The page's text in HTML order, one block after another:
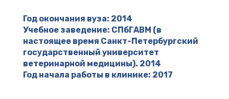
Год окончания вуза: 2014
Учебное заведение: СПбГАВМ (в
настоящее время Санкт-Петербургский
государственный университет
ветеринарной медицины). 2014
Год начала работы в клинике: 2017